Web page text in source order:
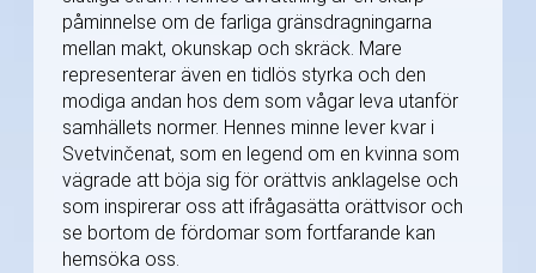
påminnelse om de farliga gränsdragningarna
mellan makt, okunskap och skräck. Mare
representerar även en tidlös styrka och den
modiga andan hos dem som vågar leva utanför
samhällets normer. Hennes minne lever kvar i
Svetvinčenat, som en legend om en kvinna som
vägrade att böja sig för orättvis anklagelse och
som inspirerar oss att ifrågasätta orättvisor och
se bortom de fördomar som fortfarande kan
hemsöka oss.